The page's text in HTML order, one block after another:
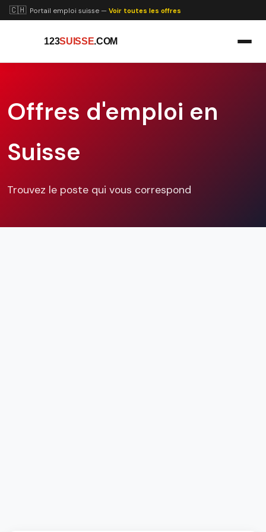
🇨🇭Portail emploi suisse — Voir toutes les offres
123SUISSE .COM
Offres d'emploi en
Suisse
Trouvez le poste qui vous correspond